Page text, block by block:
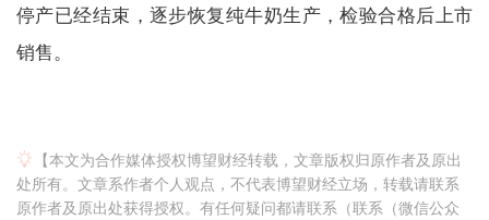
停产已经结束，逐步恢复纯牛奶生产，检验合格后上市
销售。
【本文为合作媒体授权博望财经转载，文章版权归原作者及原出
处所有。文章系作者个人观点，不代表博望财经立场，转载请联系
原作者及原出处获得授权。有任何疑问都请联系（联系（微信公众